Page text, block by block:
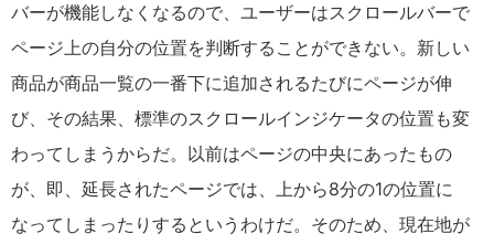
バーが機能しなくなるので、ユーザーはスクロールバーで
ページ上の自分の位置を判断することができない。新しい
商品が商品一覧の一番下に追加されるたびにページが伸
び、その結果、標準のスクロールインジケータの位置も変
わってしまうからだ。以前はページの中央にあったもの
が、即、延長されたページでは、上から8分の1の位置に
なってしまったりするというわけだ。そのため、現在地が